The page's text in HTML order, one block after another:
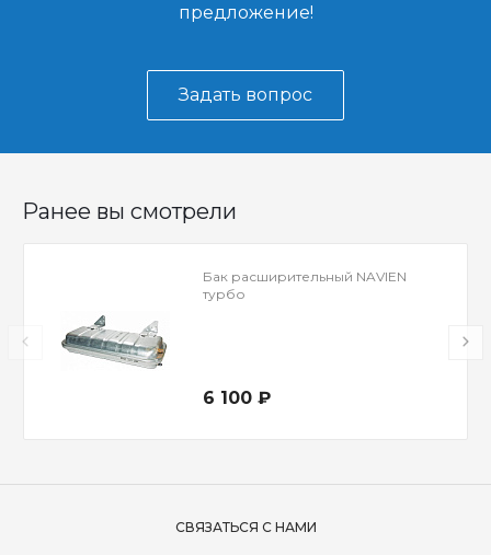
предложение!
Задать вопрос
Ранее вы смотрели
Бак расширительный NAVIEN
турбо
6 100 ₽
СВЯЗАТЬСЯ С НАМИ